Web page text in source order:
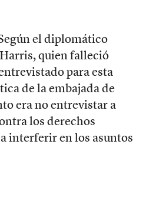
el diplomático
quien falleció
para esta
de la embajada de
era no entrevistar a
los derechos
interferir en los asuntos